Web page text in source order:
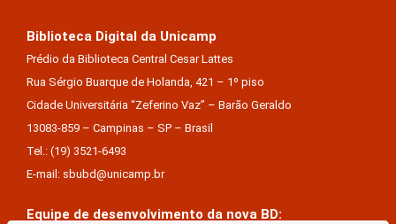
Biblioteca Digital da Unicamp
Prédio da Biblioteca Central Cesar Lattes
Rua Sérgio Buarque de Holanda, 421 – 1º piso
Cidade Universitária “Zeferino Vaz” – Barão Geraldo
13083-859 – Campinas – SP – Brasil
Tel.: (19) 3521-6493
E-mail: sbubd@unicamp.br
Equipe de desenvolvimento da nova BD: